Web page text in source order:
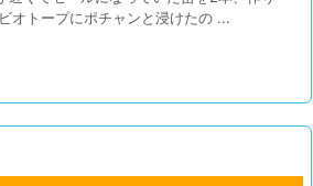
オトープにポチャンと浸けたの ...